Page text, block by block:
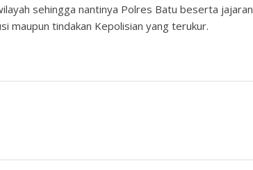
sehingga nantinya Polres Batu beserta jajaran
maupun tindakan Kepolisian yang terukur.